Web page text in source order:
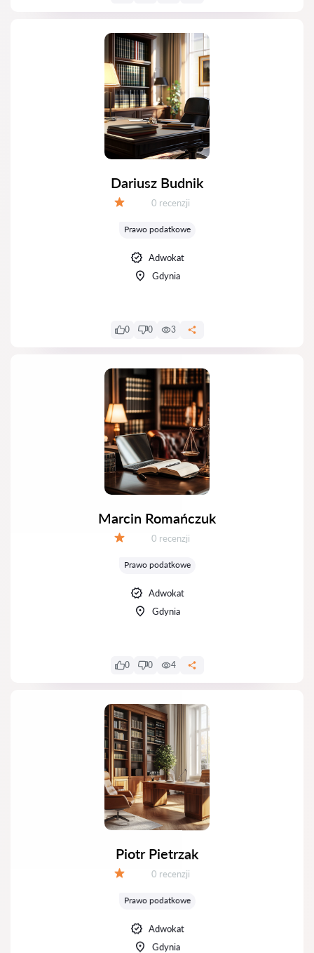
Dariusz Budnik
Recenzji:
0 recenzji
Prawo podatkowe
Adwokat
Gdynia
0 0 3
Marcin Romańczuk
Recenzji:
0 recenzji
Prawo podatkowe
Adwokat
Gdynia
0 0 4
Piotr Pietrzak
Recenzji:
0 recenzji
Prawo podatkowe
Adwokat
Gdynia